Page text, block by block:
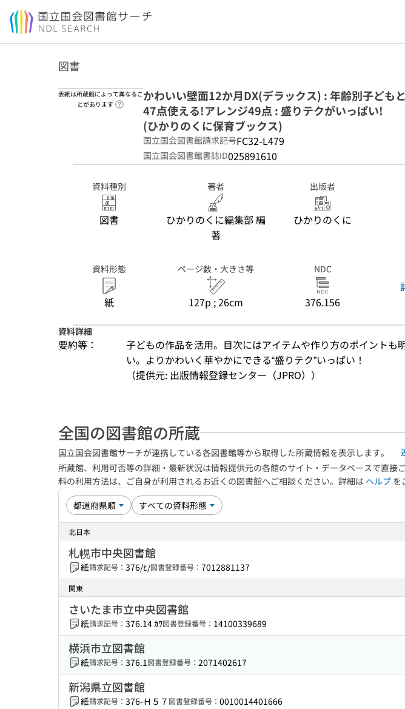
本文へ移動
図書
表紙は所蔵館によって異なるこ
とがあります
ヘルプページへのリンク
かわいい壁面12か月DX(デラックス) : 年齢別子ども
47点使える!アレンジ49点 : 盛りテクがいっぱい!
(ひかりのくに保育ブックス)
国立国会図書館請求記号FC32-L479
国立国会図書館書誌ID025891610
資料種別
図書
著者
ひかりのくに編集部 編
著
出版者
ひかりのくに
資料形態
紙
ページ数・大きさ等
127p ; 26cm
NDC
376.156
資料詳細
要約等：
子どもの作品を活用。目次にはアイテムや作り方のポイントも
い。よりかわいく華やかにできる“盛りテク”いっぱい！
（提供元: 出版情報登録センター（JPRO））
全国の図書館の所蔵
国立国会図書館サーチが連携している各図書館等から取得した所蔵情報を表示します。
所蔵館、利用可否等の詳細・最新状況は情報提供元の各館のサイト・データベースで直接
料の利用方法は、ご自身が利用されるお近くの図書館へご相談ください。詳細は ヘルプ を
北日本
札幌市中央図書館
紙請求記号： 376/ﾋ/図書登録番号： 7012881137
関東
さいたま市立中央図書館
紙請求記号： 376.14 ｶﾜ図書登録番号： 14100339689
横浜市立図書館
紙請求記号： 376.1図書登録番号： 2071402617
新潟県立図書館
紙請求記号： 376-Ｈ５７ 図書登録番号： 0010014401666